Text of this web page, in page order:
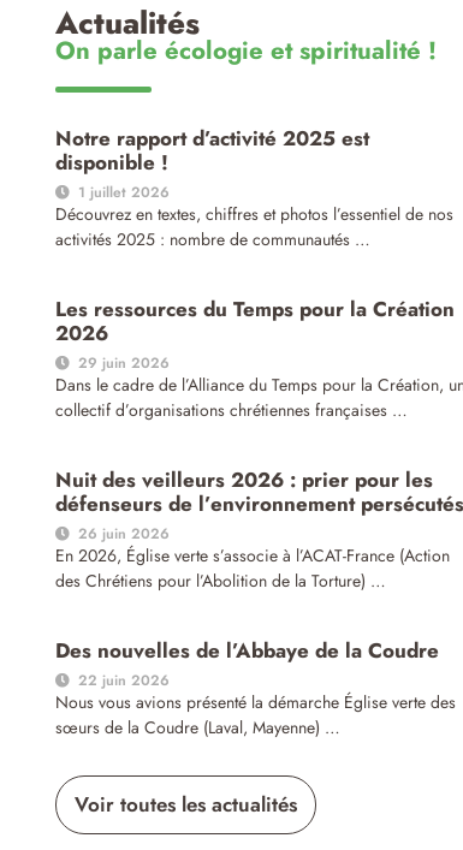
Actualités
On parle écologie et spiritualité !
Notre rapport d’activité 2025 est
disponible !
1 juillet 2026
Découvrez en textes, chiffres et photos l’essentiel de nos
activités 2025 : nombre de communautés …
Les ressources du Temps pour la Création
2026
29 juin 2026
Dans le cadre de l’Alliance du Temps pour la Création,
collectif d’organisations chrétiennes françaises …
Nuit des veilleurs 2026 : prier pour les
défenseurs de l’environnement persécutés
26 juin 2026
En 2026, Église verte s’associe à l’ACAT-France (Action
des Chrétiens pour l’Abolition de la Torture) …
Des nouvelles de l’Abbaye de la Coudre
22 juin 2026
Nous vous avions présenté la démarche Église verte des
sœurs de la Coudre (Laval, Mayenne) …
Voir toutes les actualités